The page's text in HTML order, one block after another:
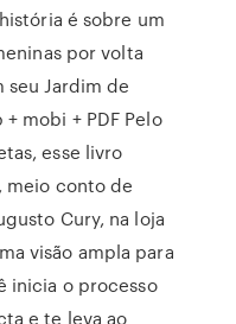
é sobre um
por volta
seu Jardim de
mobi + PDF Pelo
esse livro
meio conto de
Cury, na loja
visão ampla para
inicia o processo
e te leva ao